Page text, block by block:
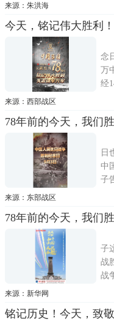
来源：朱洪海
今天，铭记伟大胜利！
念
万
经
与
来源：西部战区
78年前的今天，我们胜
日
中
子
日
来源：东部战区
78年前的今天，我们胜
子
战
战
代
来源：新华网
铭记历史！今天，致